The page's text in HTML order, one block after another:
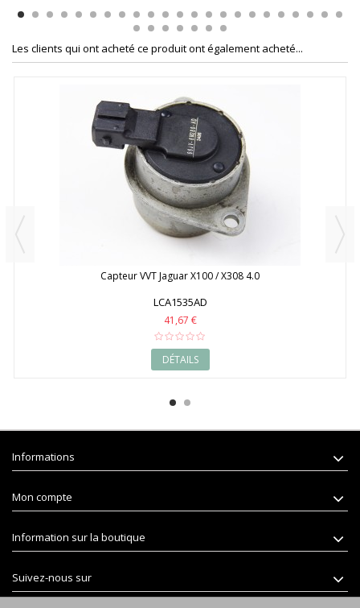
Les clients qui ont acheté ce produit ont également acheté...
Capteur VVT Jaguar X100 / X308 4.0
LCA1535AD
41,67 €
DÉTAILS
Informations
Mon compte
Information sur la boutique
Suivez-nous sur